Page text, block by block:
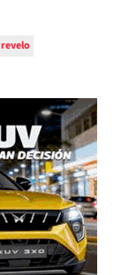
revelo